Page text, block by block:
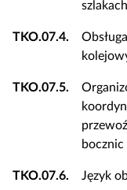
TKO.07.4.
TKO.07.5.
TKO.07.6. Język